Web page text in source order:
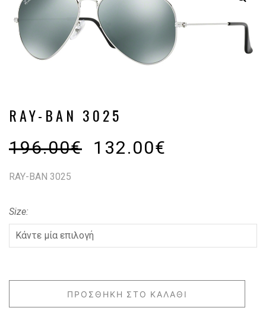
RAY-BAN 3025
196.00€ 132.00€
RAY-BAN 3025
Size
ΠΡΟΣΘΉΚΗ ΣΤΟ ΚΑΛΆΘΙ